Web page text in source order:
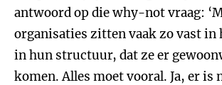
antwoord op die why-not vraag:
organisaties zitten vaak zo vast in
in hun structuur, dat ze er
komen. Alles moet vooral. Ja, er is